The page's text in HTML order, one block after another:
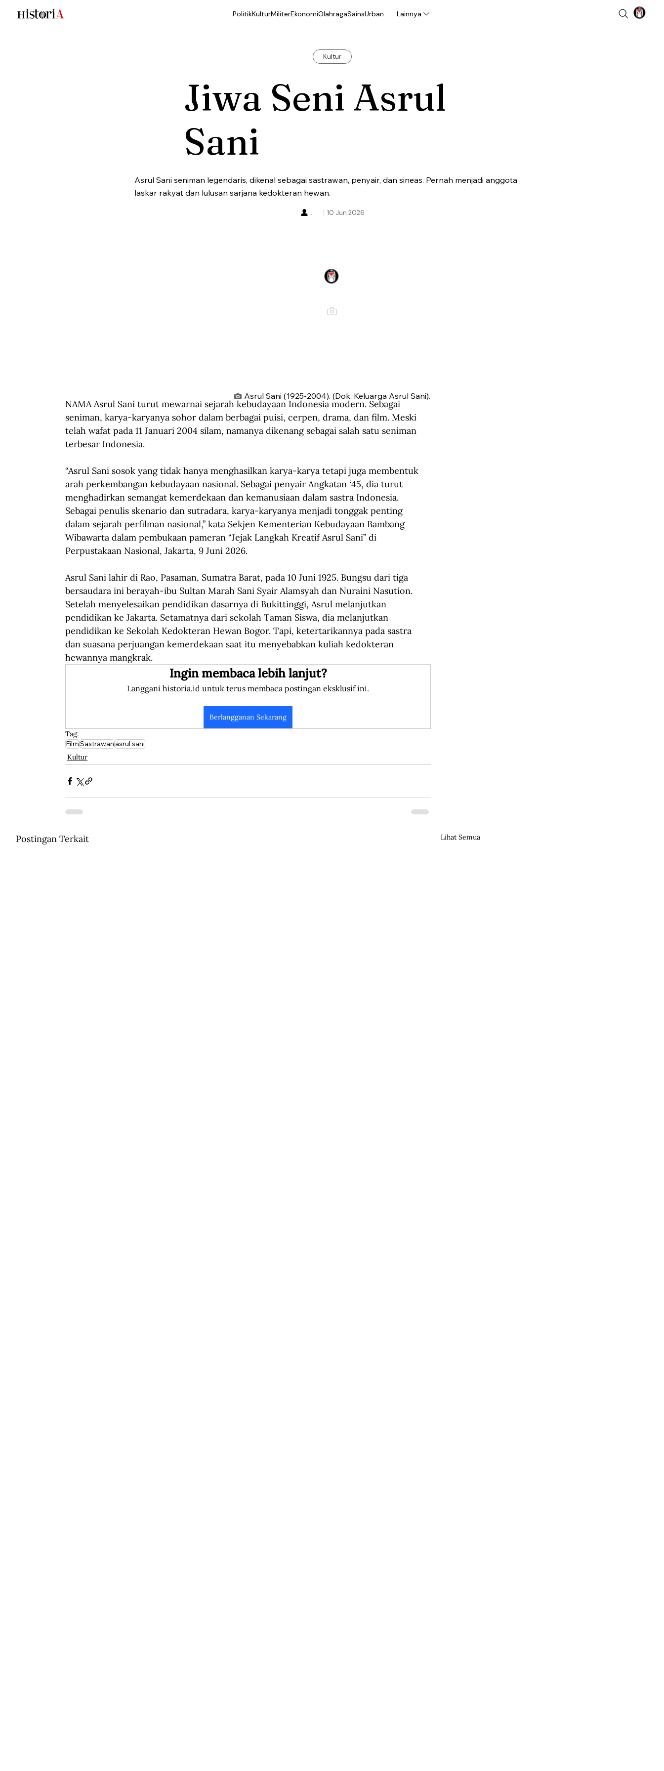
PolitikKulturMiliterEkonomiOlahragaSainsUrban Lainnya
Kultur
Jiwa Seni Asrul
Sani
Asrul Sani seniman legendaris, dikenal sebagai sastrawan, penyair, dan sineas. Pernah menjadi anggota
laskar rakyat dan lulusan sarjana kedokteran hewan.
10 Jun 2026
...
Asrul Sani (1925-2004). (Dok. Keluarga Asrul Sani).
NAMA Asrul Sani turut mewarnai sejarah kebudayaan Indonesia modern. Sebagai
seniman, karya-karyanya sohor dalam berbagai puisi, cerpen, drama, dan film. Meski
telah wafat pada 11 Januari 2004 silam, namanya dikenang sebagai salah satu seniman
terbesar Indonesia.
“Asrul Sani sosok yang tidak hanya menghasilkan karya-karya tetapi juga membentuk
arah perkembangan kebudayaan nasional. Sebagai penyair Angkatan ‘45, dia turut
menghadirkan semangat kemerdekaan dan kemanusiaan dalam sastra Indonesia.
Sebagai penulis skenario dan sutradara, karya-karyanya menjadi tonggak penting
dalam sejarah perfilman nasional,” kata Sekjen Kementerian Kebudayaan Bambang
Wibawarta dalam pembukaan pameran “Jejak Langkah Kreatif Asrul Sani” di
Perpustakaan Nasional, Jakarta, 9 Juni 2026.
Asrul Sani lahir di Rao, Pasaman, Sumatra Barat, pada 10 Juni 1925. Bungsu dari tiga
bersaudara ini berayah-ibu Sultan Marah Sani Syair Alamsyah dan Nuraini Nasution.
Setelah menyelesaikan pendidikan dasarnya di Bukittinggi, Asrul melanjutkan
pendidikan ke Jakarta. Setamatnya dari sekolah Taman Siswa, dia melanjutkan
pendidikan ke Sekolah Kedokteran Hewan Bogor. Tapi, ketertarikannya pada sastra
dan suasana perjuangan kemerdekaan saat itu menyebabkan kuliah kedokteran
hewannya mangkrak.
Ingin membaca lebih lanjut?
Langgani historia.id untuk terus membaca postingan eksklusif ini.
Berlangganan Sekarang
Tag:
FilmSastrawanasrul sani
Kultur
Postingan Terkait Lihat Semua